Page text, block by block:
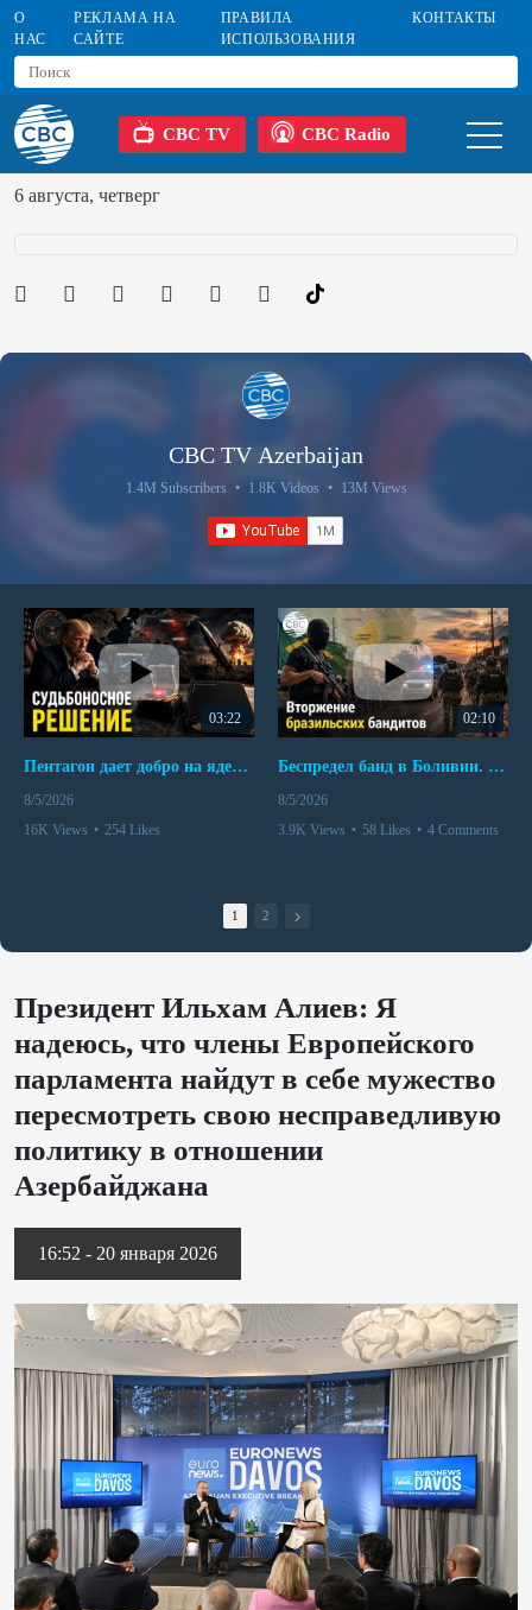
О
НАС
РЕКЛАМА НА
САЙТЕ
ПРАВИЛА
ИСПОЛЬЗОВАНИЯ
КОНТАКТЫ
CBC TV CBC Radio
6 августа, четверг
CBC TV Azerbaijan
1.4M Subscribers • 1.8K Videos • 13M Views
03:22
Пентагон дает добро на ядерный удар по противникам США
8/5/2026
16K Views • 254 Likes
02:10
Беспредел банд в Боливии. Расправы над наркоторговцами
8/5/2026
3.9K Views • 58 Likes • 4 Comments
1 2
Президент Ильхам Алиев: Я
надеюсь, что члены Европейского
парламента найдут в себе мужество
пересмотреть свою несправедливую
политику в отношении
Азербайджана
16:52 - 20 января 2026